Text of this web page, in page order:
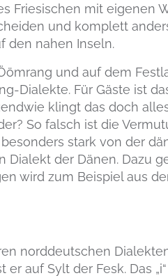
Friesischen mit eigenen
und komplett
den nahen Inseln.
und auf dem
Dialekte. Für Gäste ist
klingt das doch
So falsch ist die
stark von der
Dialekt der Dänen. Dazu
wird zum Beispiel aus
norddeutschen
auf Sylt der Fesk. Das